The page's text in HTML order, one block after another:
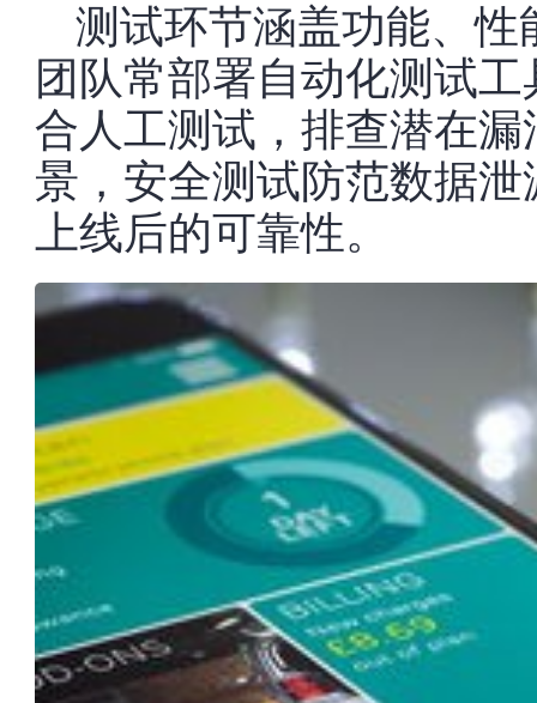
测试环节涵盖功能、
团队常部署自动化测试
合人工测试，排查潜在
景，安全测试防范数据
上线后的可靠性。